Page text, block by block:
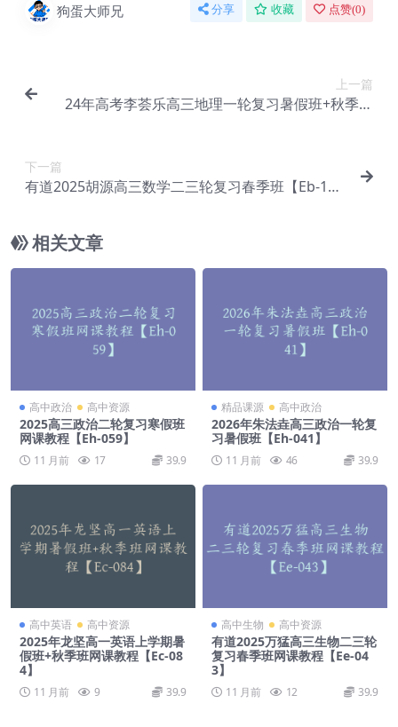
狗蛋大师兄 分享 收藏 点赞(0)
上一篇
24年高考李荟乐高三地理一轮复习暑假班+秋季班
下一篇
有道2025胡源高三数学二三轮复习春季班【Eb-11
相关文章
高中政治 高中资源
2025高三政治二轮复习寒假班
网课教程【Eh-059】
11 月前 17 39.9
精品课源 高中政治
2026年朱法垚高三政治一轮复
习暑假班【Eh-041】
11 月前 46 39.9
高中英语 高中资源
2025年龙坚高一英语上学期暑
假班+秋季班网课教程【Ec-08
4】
11 月前 9 39.9
高中生物 高中资源
有道2025万猛高三生物二三轮
复习春季班网课教程【Ee-04
3】
11 月前 12 39.9